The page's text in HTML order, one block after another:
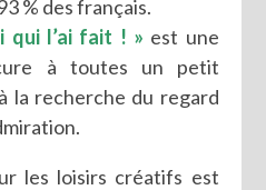
% des français.
qui l’ai fait ! » est une
à toutes un petit
la recherche du regard
les loisirs créatifs est